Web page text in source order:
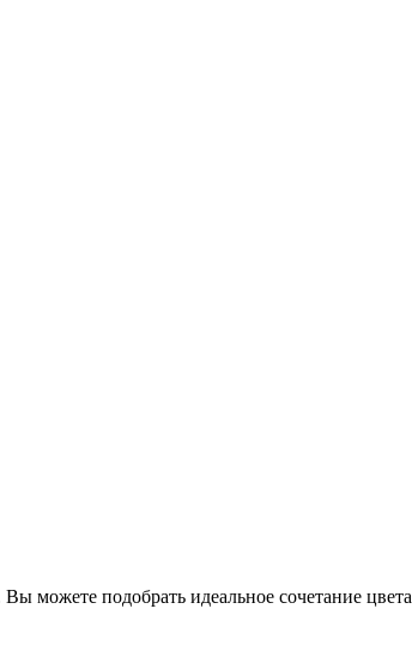
можете подобрать идеальное сочетание